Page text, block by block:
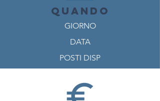
QUANDO
GIORNO
DATA
POSTI DISP